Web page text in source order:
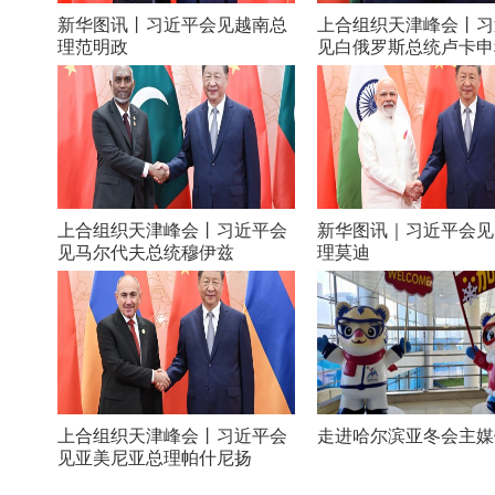
新华图讯丨习近平会见越南总
理范明政
上合组织天津峰会丨
见白俄罗斯总统卢卡
上合组织天津峰会丨习近平会
见马尔代夫总统穆伊兹
新华图讯｜习近平会
理莫迪
上合组织天津峰会丨习近平会
见亚美尼亚总理帕什尼扬
走进哈尔滨亚冬会主